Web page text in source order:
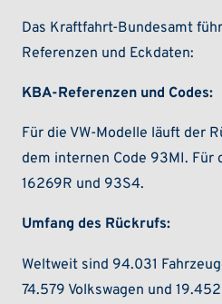
Das Kraftfahrt-Bundesamt
Referenzen und Eckdaten:
KBA-Referenzen und Codes:
Für die VW-Modelle läuft der
dem internen Code 93MI. Für
16269R und 93S4.
Umfang des Rückrufs:
Weltweit sind 94.031
74.579 Volkswagen und